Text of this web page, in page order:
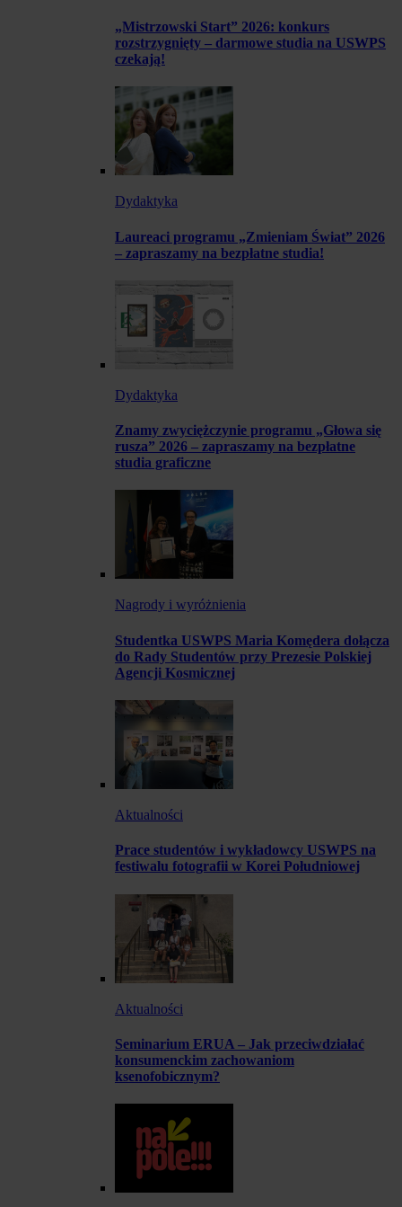
„Mistrzowski Start” 2026: konkurs
rozstrzygnięty – darmowe studia na USWPS
czekają!
Dydaktyka
Laureaci programu „Zmieniam Świat” 2026
– zapraszamy na bezpłatne studia!
Dydaktyka
Znamy zwyciężczynie programu „Głowa się
rusza” 2026 – zapraszamy na bezpłatne
studia graficzne
Nagrody i wyróżnienia
Studentka USWPS Maria Komędera dołącza
do Rady Studentów przy Prezesie Polskiej
Agencji Kosmicznej
Aktualności
Prace studentów i wykładowcy USWPS na
festiwalu fotografii w Korei Południowej
Aktualności
Seminarium ERUA – Jak przeciwdziałać
konsumenckim zachowaniom
ksenofobicznym?